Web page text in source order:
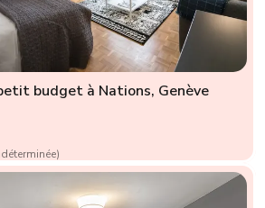
budget à Nations, Genève